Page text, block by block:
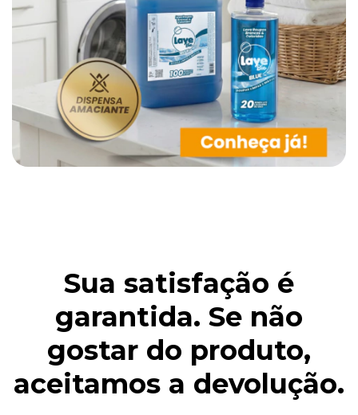
Sua satisfação é
garantida. Se não
gostar do produto,
aceitamos a devolução.